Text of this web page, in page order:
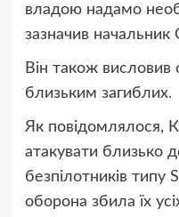
владою надамо
зазначив
Він також висловив
близьким загиблих.
Як повідомлялося,
атакувати близько
безпілотників типу
оборона збила їх